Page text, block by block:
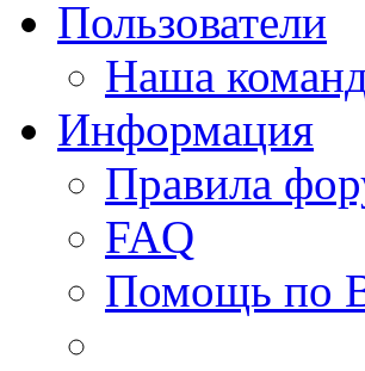
Пользователи
Наша
Информация
Правила
FAQ
Помощь по